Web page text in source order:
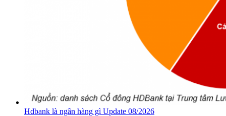
Hdbank là ngân hàng gì Update 08/2026